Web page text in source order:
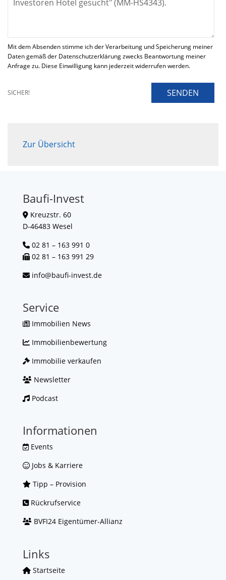
Mit dem Absenden stimme ich der Verarbeitung und Speicherung meiner
Daten gemäß der Datenschutzerklärung zwecks Beantwortung meiner
Anfrage zu. Diese Einwilligung kann jederzeit widerrufen werden.
SICHER! SENDEN
Zur Übersicht
Baufi-Invest
Kreuzstr. 60
D-46483 Wesel
02 81 – 163 991 0
02 81 – 163 991 29
info@baufi-invest.de
Service
Immobilien News
Immobilienbewertung
Immobilie verkaufen
Newsletter
Podcast
Informationen
Events
Jobs & Karriere
Tipp – Provision
Rückrufservice
BVFI24 Eigentümer-Allianz
Links
Startseite